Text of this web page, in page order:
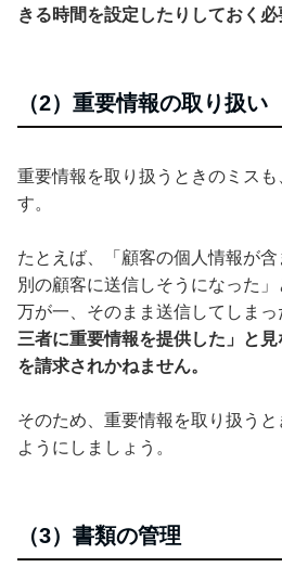
きる時間を設定したりしておく必
（2）重要情報の取り扱い
重要情報を取り扱うときのミス
す。
たとえば、「顧客の個人情報が
別の顧客に送信しそうになった」
万が一、そのまま送信してしまっ
三者に重要情報を提供した」と
を請求されかねません。
そのため、重要情報を取り扱う
ようにしましょう。
（3）書類の管理